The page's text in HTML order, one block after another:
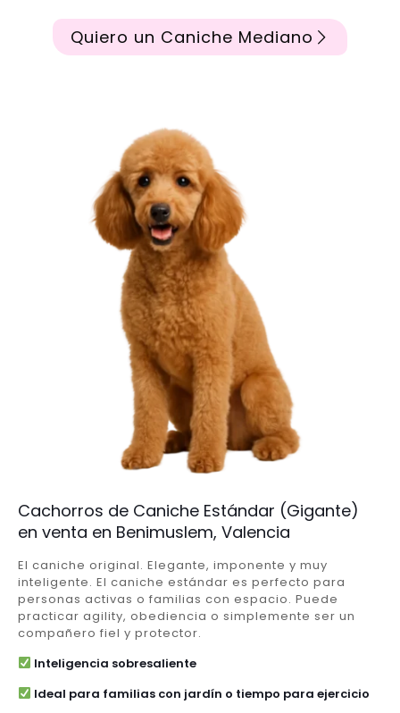
Quiero un Caniche Mediano
Cachorros de Caniche Estándar (Gigante)
en venta en Benimuslem, Valencia
El caniche original. Elegante, imponente y muy
inteligente. El caniche estándar es perfecto para
personas activas o familias con espacio. Puede
practicar agility, obediencia o simplemente ser un
compañero fiel y protector.
Inteligencia sobresaliente
Ideal para familias con jardín o tiempo para ejercicio